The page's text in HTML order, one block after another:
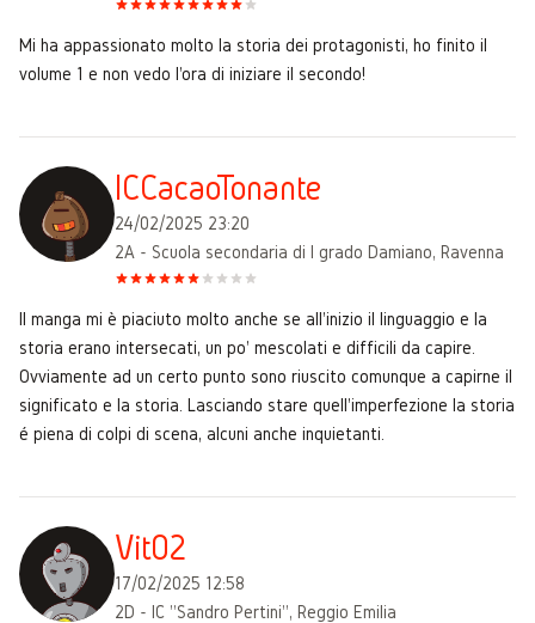
Mi ha appassionato molto la storia dei protagonisti, ho finito il
volume 1 e non vedo l'ora di iniziare il secondo!
ICCacaoTonante
24/02/2025 23:20
2A - Scuola secondaria di I grado Damiano, Ravenna
Il manga mi è piaciuto molto anche se all'inizio il linguaggio e la
storia erano intersecati, un po' mescolati e difficili da capire.
Ovviamente ad un certo punto sono riuscito comunque a capirne il
significato e la storia. Lasciando stare quell'imperfezione la storia
é piena di colpi di scena, alcuni anche inquietanti.
Vit02
17/02/2025 12:58
2D - IC "Sandro Pertini", Reggio Emilia